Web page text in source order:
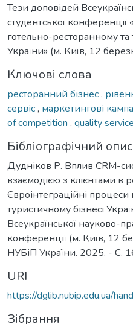
Тези доповідей
студентської конференції
готельно-ресторанному та
України» (м. Київ, 12
Ключові слова
ресторанний бізнес,
сервіс, маркетингові
of competition , quality service
Бібліографічний опис
Дудніков Р. Вплив CRM-
взаємодією з клієнтами в
Євроінтеграційні
туристичному бізнесі
Всеукраїнської науково-
конференції (м. Київ, 12
НУБіП України. 2025. - С.
URI
https://dglib.nubip.edu.ua/
Зібрання